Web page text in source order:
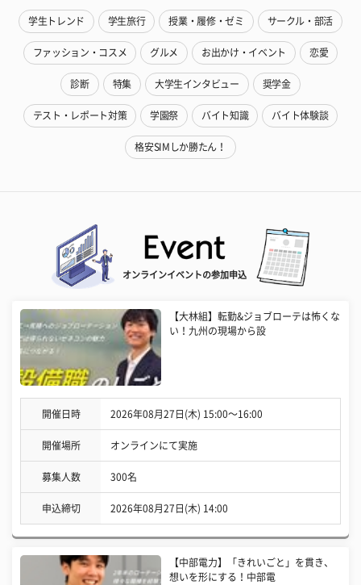
学生トレンド 学生旅行 授業・履修・ゼミ サークル・部活
ファッション・コスメ グルメ お出かけ・イベント 恋愛
診断 特集 大学生インタビュー 奨学金
テスト・レポート対策 学園祭 バイト知識 バイト体験談
格安SIMしか勝たん！
オンラインイベントの参加申込
【大林組】転勤&ジョブローテは怖くな
い！九州の現場から設
開催日時 2026年08月27日(木) 15:00〜16:00
開催場所 オンラインにて実施
募集人数 300名
申込締切 2026年08月27日(木) 14:00
【中部電力】「きれいごと」を貫き、
想いを形にする！中部電